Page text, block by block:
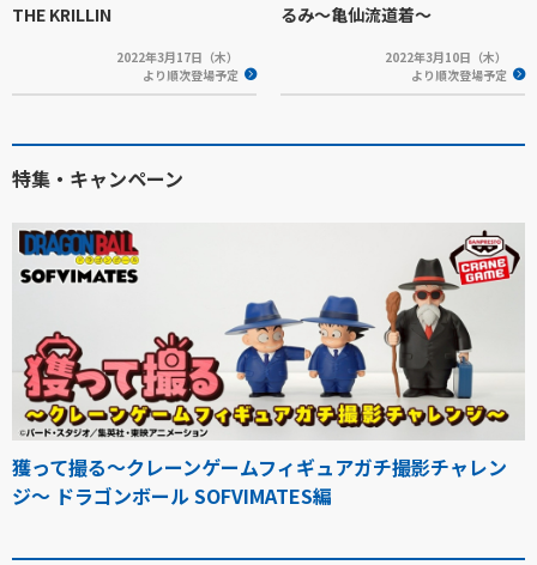
THE KRILLIN
2022年3月17日（木）
より順次登場予定
るみ～亀仙流道着～
2022年3月10日（木）
より順次登場予定
特集・キャンペーン
獲って撮る～クレーンゲームフィギュアガチ撮影チャレン
ジ～ ドラゴンボール SOFVIMATES編